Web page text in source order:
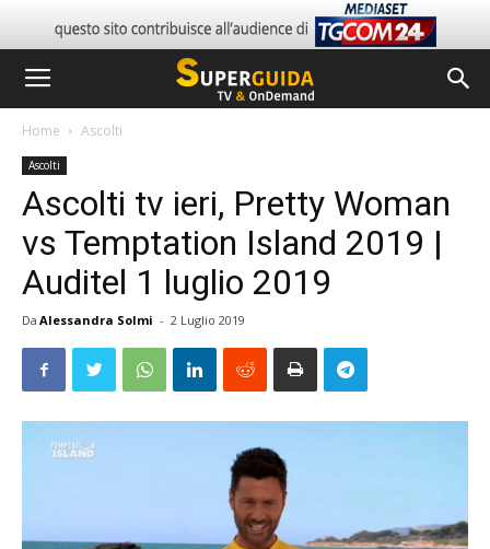
Home Ascolti
Ascolti
Ascolti tv ieri, Pretty Woman
vs Temptation Island 2019 |
Auditel 1 luglio 2019
Da Alessandra Solmi - 2 Luglio 2019